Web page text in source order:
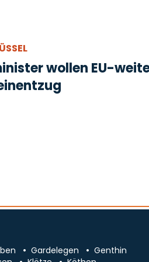
wollen EU-
Gardelegen
Genthin